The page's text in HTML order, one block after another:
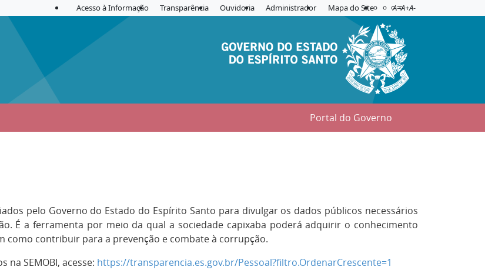
Acesso à Informação Transparência Ouvidoria Administrador Mapa do Site Acessibilidade
Aplicar contraste
A=A+A-
Portal do Governo
pelo Governo do Estado do Espírito Santo para divulgar os dados públicos necessários
É a ferramenta por meio da qual a sociedade capixaba poderá adquirir o conhecimento
como contribuir para a prevenção e combate à corrupção.
SEMOBI, acesse: https://transparencia.es.gov.br/Pessoal?filtro.OrdenarCrescente=1